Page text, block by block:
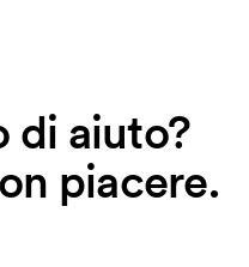
di aiuto?
piacere.